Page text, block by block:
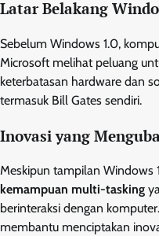
Latar Belakang
Sebelum Windows 1.0,
Microsoft melihat peluang
keterbatasan hardware dan
termasuk Bill Gates sendiri.
Inovasi yang
Meskipun tampilan Windows
kemampuan multi-tasking
berinteraksi dengan
membantu menciptakan